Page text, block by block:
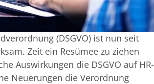
(DSGVO) ist nun seit
Zeit ein Resümee zu ziehen
Auswirkungen die DSGVO auf HR-
Neuerungen die Verordnung